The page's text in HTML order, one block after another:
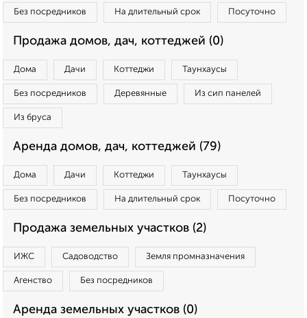
Без посредников На длительный срок Посуточно
Продажа домов, дач, коттеджей (0)
Дома Дачи Коттеджи Таунхаусы
Без посредников Деревянные Из сип панелей
Из бруса
Аренда домов, дач, коттеджей (79)
Дома Дачи Коттеджи Таунхаусы
Без посредников На длительный срок Посуточно
Продажа земельных участков (2)
ИЖС Садоводство Земля промназначения
Агенство Без посредников
Аренда земельных участков (0)